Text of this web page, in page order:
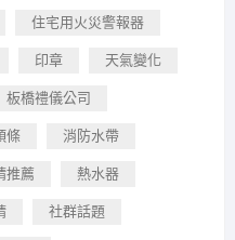
住宅用火災警報器
印章 天氣變化
板橋禮儀公司
條 消防水帶
推薦 熱水器
社群話題